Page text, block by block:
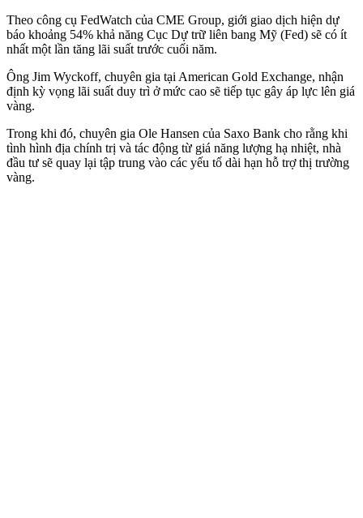
Theo công cụ FedWatch của CME Group, giới giao dịch hiện dự
báo khoảng 54% khả năng Cục Dự trữ liên bang Mỹ (Fed) sẽ có ít
nhất một lần tăng lãi suất trước cuối năm.
Ông Jim Wyckoff, chuyên gia tại American Gold Exchange, nhận
định kỳ vọng lãi suất duy trì ở mức cao sẽ tiếp tục gây áp lực lên giá
vàng.
Trong khi đó, chuyên gia Ole Hansen của Saxo Bank cho rằng khi
tình hình địa chính trị và tác động từ giá năng lượng hạ nhiệt, nhà
đầu tư sẽ quay lại tập trung vào các yếu tố dài hạn hỗ trợ thị trường
vàng.